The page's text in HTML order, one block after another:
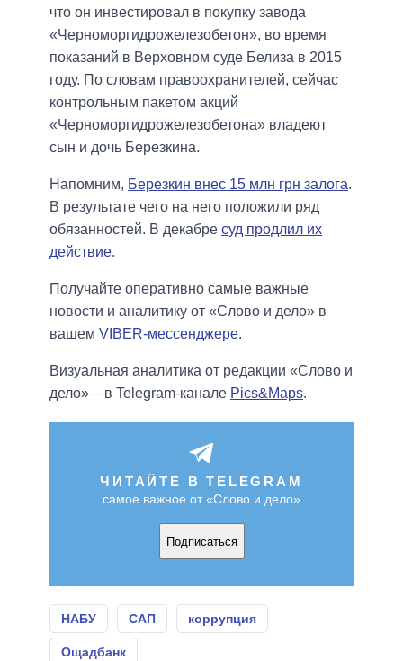
что он инвестировал в покупку завода
«Черноморгидрожелезобетон», во время
показаний в Верховном суде Белиза в 2015
году. По словам правоохранителей, сейчас
контрольным пакетом акций
«Черноморгидрожелезобетона» владеют
сын и дочь Березкина.
Напомним, Березкин внес 15 млн грн залога.
В результате чего на него положили ряд
обязанностей. В декабре суд продлил их
действие.
Получайте оперативно самые важные
новости и аналитику от «Слово и дело» в
вашем VIBER-мессенджере.
Визуальная аналитика от редакции «Слово и
дело» – в Telegram-канале Pics&Maps.
ЧИТАЙТЕ В TELEGRAM
самое важное от «Слово и дело»
Подписаться
НАБУ САП коррупция
Ощадбанк